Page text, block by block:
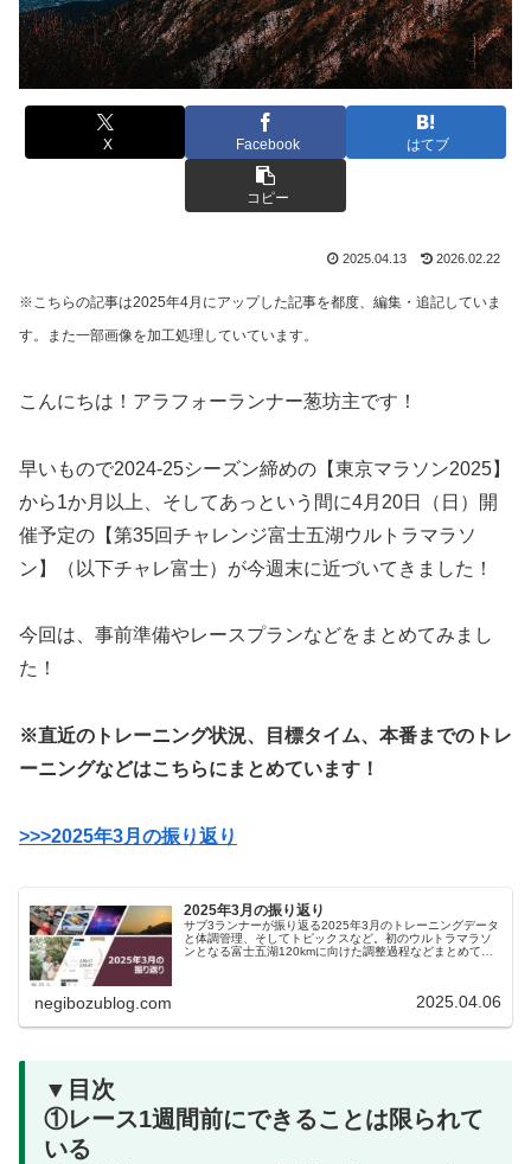
X Facebook はてブ
コピー
2025.04.13 2026.02.22
※こちらの記事は2025年4月にアップした記事を都度、編集・追記していま
す。また一部画像を加工処理していています。
こんにちは！アラフォーランナー葱坊主です！
早いもので2024-25シーズン締めの【東京マラソン2025】
から1か月以上、そしてあっという間に4月20日（日）開
催予定の【第35回チャレンジ富士五湖ウルトラマラソ
ン】（以下チャレ富士）が今週末に近づいてきました！
今回は、事前準備やレースプランなどをまとめてみまし
た！
※直近のトレーニング状況、目標タイム、本番までのトレ
ーニングなどはこちらにまとめています！
>>>2025年3月の振り返り
2025年3月の振り返り
サブ3ランナーが振り返る2025年3月のトレーニングデータ
と体調管理、そしてトピックスなど。初のウルトラマラソ
ンとなる富士五湖120kmに向けた調整過程などまとめてい
negibozublog.com 2025.04.06
▼目次
①レース1週間前にできることは限られて
いる